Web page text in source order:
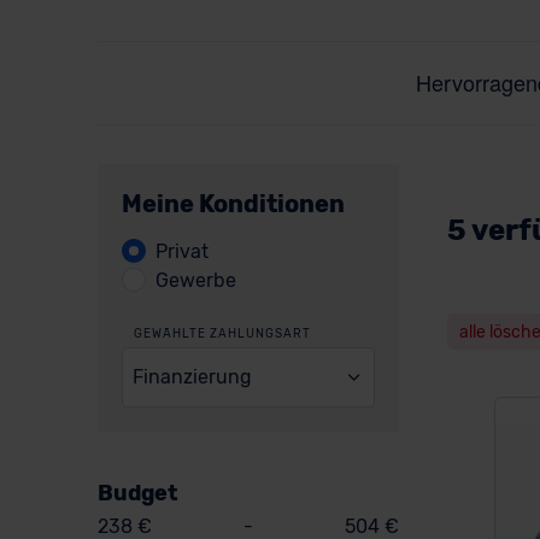
Meine Konditionen
Privat
Gewerbe
GEWÄHLTE ZAHLUNGSART
Finanzierung
Budget
238 € - 504 €
5
alle